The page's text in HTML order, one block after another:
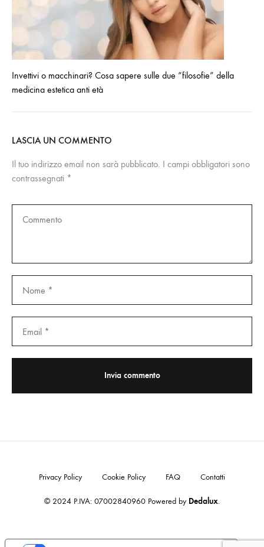
Invettivi o macchinari? Cosa sapere sulle due “filosofie” della
medicina estetica anti età
LASCIA UN COMMENTO
Il tuo indirizzo email non sarà pubblicato. I campi obbligatori sono
contrassegnati *
© 2024 P.IVA: 07002840960 Powered by Dedalux.
Privacy Policy Cookie Policy FAQ Contatti